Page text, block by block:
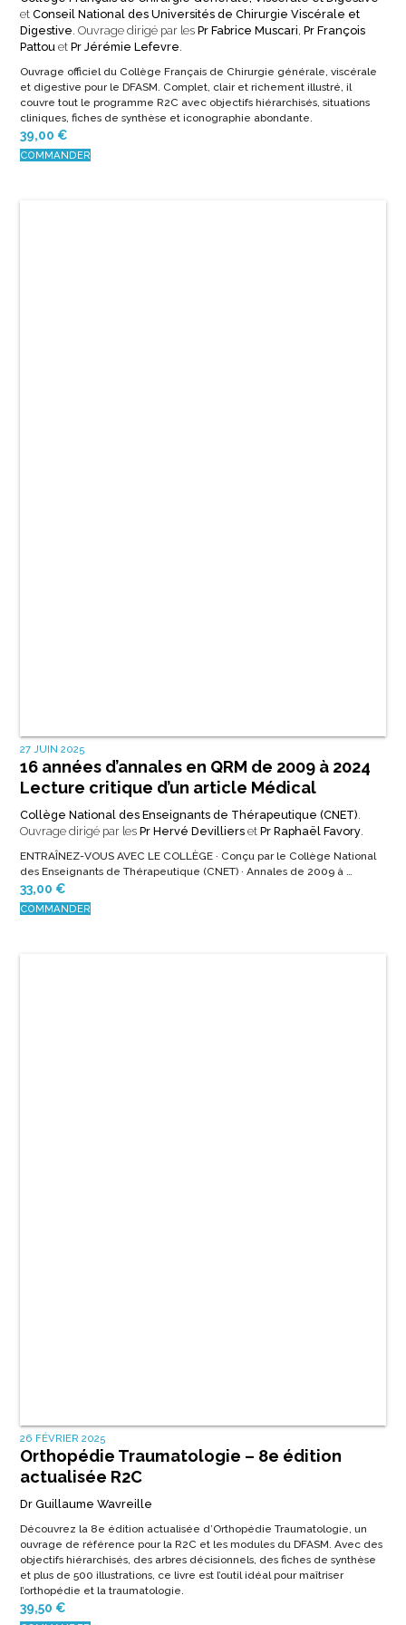
et Conseil National des Universités de Chirurgie Viscérale et
Digestive. Ouvrage dirigé par les Pr Fabrice Muscari, Pr François
Pattouet Pr Jérémie Lefevre.
Ouvrage officiel du Collège Français de Chirurgie générale, viscérale
et digestive pour le DFASM. Complet, clair et richement illustré, il
couvre tout le programme R2C avec objectifs hiérarchisés, situations
cliniques, fiches de synthèse et iconographie abondante.
39,00 €
COMMANDER
27 JUIN 2025
16 années d’annales en QRM de 2009 à 2024
Lecture critique d’un article Médical
Collège National des Enseignants de Thérapeutique (CNET)
Ouvrage dirigé par les Pr Hervé Devillierset Pr Raphaël Favory.
ENTRAÎNEZ-VOUS AVEC LE COLLÈGE · Conçu par le Collège National
des Enseignants de Thérapeutique (CNET) · Annales de 2009 à …
33,00 €
COMMANDER
26 FÉVRIER 2025
Orthopédie Traumatologie – 8e édition
actualisée R2C
Dr Guillaume Wavreille
Découvrez la 8e édition actualisée d’Orthopédie Traumatologie, un
ouvrage de référence pour la R2C et les modules du DFASM. Avec des
objectifs hiérarchisés, des arbres décisionnels, des fiches de synthèse
et plus de 500 illustrations, ce livre est l’outil idéal pour maîtriser
l’orthopédie et la traumatologie.
39,50 €